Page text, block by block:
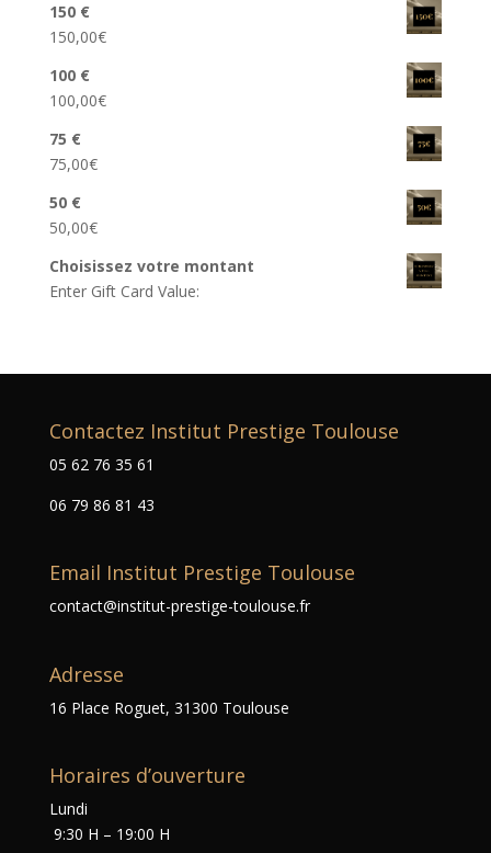
150 €
150,00€
100 €
100,00€
75 €
75,00€
50 €
50,00€
Choisissez votre montant
Enter Gift Card Value:
Contactez Institut Prestige Toulouse
05 62 76 35 61
06 79 86 81 43
Email Institut Prestige Toulouse
contact@institut-prestige-toulouse.fr
Adresse
16 Place Roguet, 31300 Toulouse
Horaires d’ouverture
Lundi
9:30 H – 19:00 H